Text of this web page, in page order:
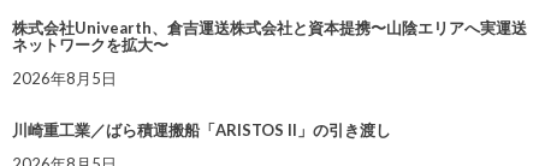
株式会社Univearth、倉吉運送株式会社と資本提携〜山陰エリアへ実運送
ネットワークを拡大〜
2026年8月5日
川崎重工業／ばら積運搬船「ARISTOS II」の引き渡し